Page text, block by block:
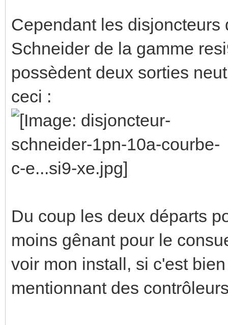
Cependant les
Schneider de la gamme
possèdent deux sorties
ceci :
Du coup les deux départs
moins gênant pour le
voir mon install, si c'est
mentionnant des